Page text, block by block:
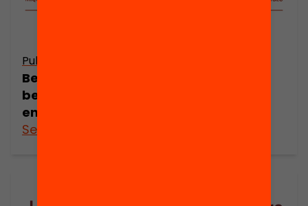
Publicació
Beca+Secundària: un programa de
beques per a la continuïtat educativa
en clau d’equitat
See more